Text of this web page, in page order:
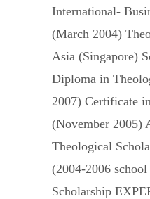
International-
(March 2004)
Asia (Singapore)
Diploma in
2007) Certificate
(November 2005)
Theological
(2004-2006
Scholarship